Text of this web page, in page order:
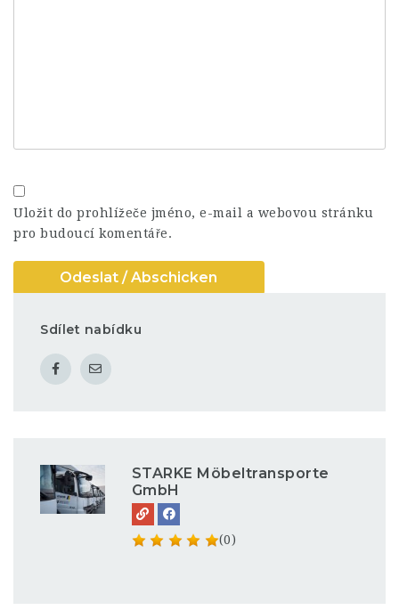
Uložit do prohlížeče jméno, e-mail a webovou stránku
pro budoucí komentáře.
Sdílet nabídku
STARKE Möbeltransporte
GmbH
(0)